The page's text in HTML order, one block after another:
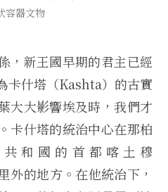
容器文物
，新王國早期的君主已經
卡什塔（Kashta）的古實
大大影響埃及時，我們才
卡什塔的統治中心在那柏
和國的首都喀土穆
外的地方。在他統治下，